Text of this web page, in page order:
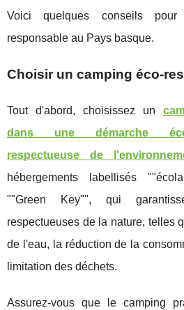
Voici quelques conseils
responsable au Pays basque.
Choisir un camping éco-
Tout d'abord, choisissez un
dans une démarche
respectueuse de
hébergements labellisés
""Green Key"", qui
respectueuses de la nature, telles
de l'eau, la réduction de la
limitation des déchets.
Assurez-vous que le camping